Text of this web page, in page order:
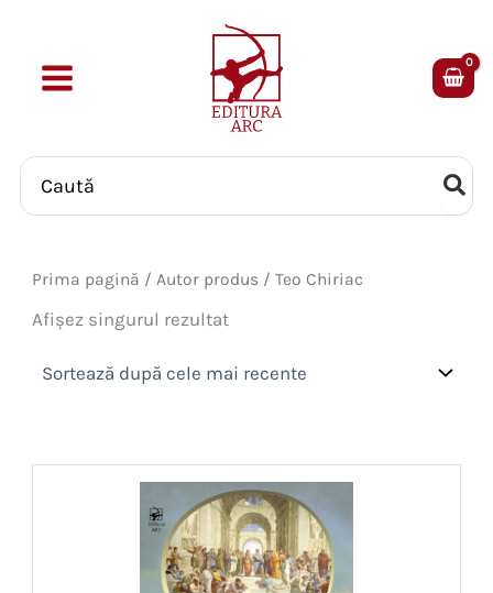
content
Search
for:
Prima pagină / Autor produs / Teo Chiriac
Afișez singurul rezultat